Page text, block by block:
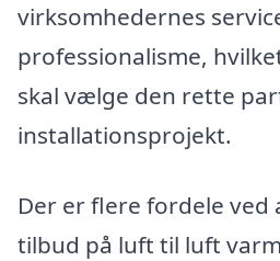
virksomhedernes
professionalisme,
skal vælge den rette
installationsprojekt.
Der er flere fordele
tilbud på luft til luft